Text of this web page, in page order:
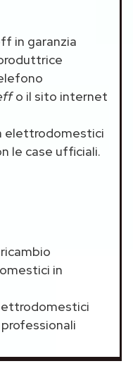
in garanzia
o il sito internet
elettrodomestici
le case ufficiali.
in